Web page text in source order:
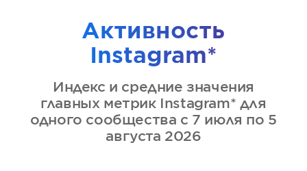
Активность
Instagram*
Индекс и средние значения
главных метрик
Instagram* для
одного сообщества с 7 июля по 5
августа 2026